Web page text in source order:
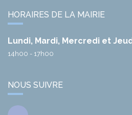
HORAIRES DE LA MAIRIE
Lundi, Mardi, Mercredi et
14h00 - 17h00
NOUS SUIVRE